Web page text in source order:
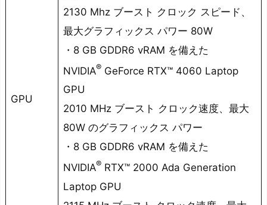
GPU
2130 Mhz ブースト クロック スピード、
最大グラフィックス パワー 80W
・8 GB GDDR6 vRAM を備えた
NVIDIA® GeForce RTX™ 4060 Laptop
GPU
2010 MHz ブースト クロック速度、最大
80W のグラフィックス パワー
・8 GB GDDR6 vRAM を備えた
NVIDIA® RTX™ 2000 Ada Generation
Laptop GPU